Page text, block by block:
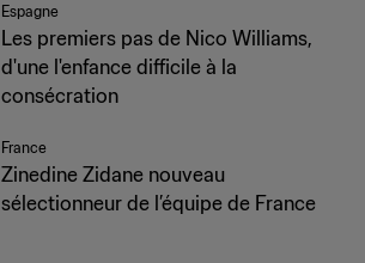
Espagne
Les premiers pas de Nico Williams,
d'une l'enfance difficile à la
consécration
France
Zinedine Zidane nouveau
sélectionneur de l’équipe de France